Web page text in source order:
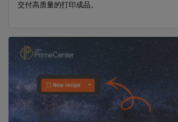
交付高质量的打印成品。